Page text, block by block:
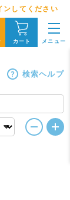
ンしてください
カート メニュー
検索ヘルプ